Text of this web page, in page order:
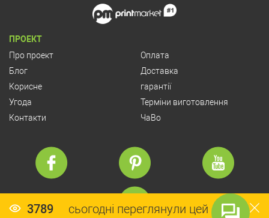
3789
сьогодні переглянули цей
ПРОЕКТ
Про проект
Блог
Корисне
Угода
Контакти
Оплата
Доставка
гарантії
Терміни виготовлення
ЧаВо